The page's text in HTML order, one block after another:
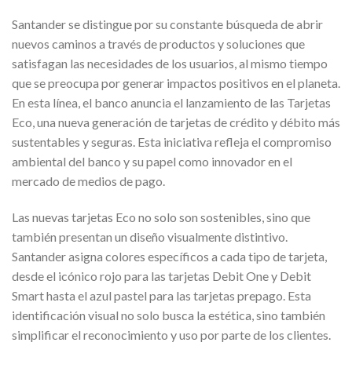
Santander se distingue por su constante búsqueda de abrir
nuevos caminos a través de productos y soluciones que
satisfagan las necesidades de los usuarios, al mismo tiempo
que se preocupa por generar impactos positivos en el planeta.
En esta línea, el banco anuncia el lanzamiento de las Tarjetas
Eco, una nueva generación de tarjetas de crédito y débito más
sustentables y seguras. Esta iniciativa refleja el compromiso
ambiental del banco y su papel como innovador en el
mercado de medios de pago.
Las nuevas tarjetas Eco no solo son sostenibles, sino que
también presentan un diseño visualmente distintivo.
Santander asigna colores específicos a cada tipo de tarjeta,
desde el icónico rojo para las tarjetas Debit One y Debit
Smart hasta el azul pastel para las tarjetas prepago. Esta
identificación visual no solo busca la estética, sino también
simplificar el reconocimiento y uso por parte de los clientes.